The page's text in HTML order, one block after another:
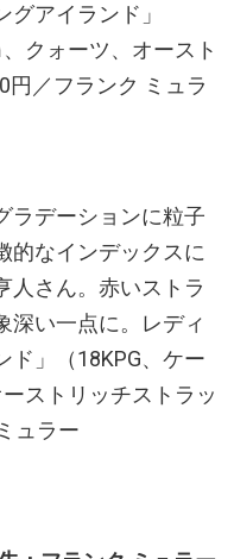
アイランド」
クォーツ、オースト
円／フランク ミュラ
ラデーションに粒子
的なインデックスに
人さん。赤いストラ
深い一点に。レディ
ド」（18KPG、ケー
ストリッチストラッ
ュラー